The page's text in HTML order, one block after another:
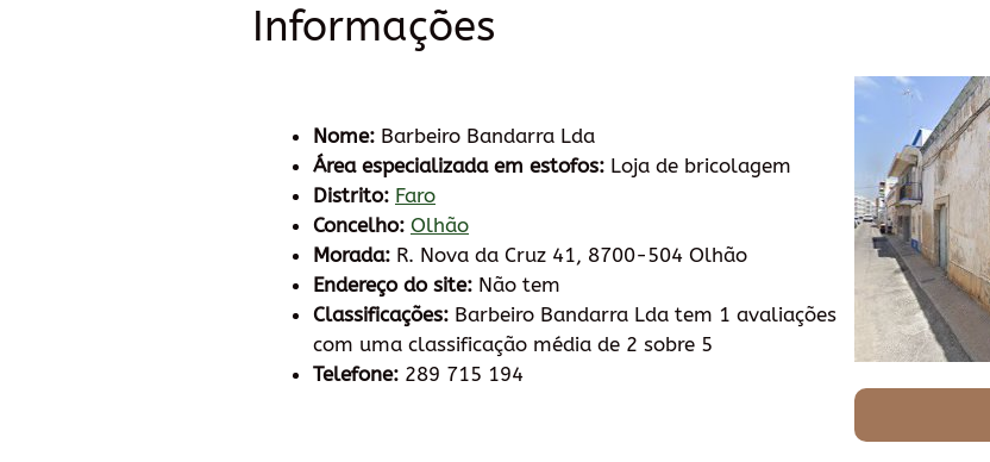
Informações
Nome: Barbeiro Bandarra Lda
Área especializada em estofos: Loja de bricolagem
Distrito: Faro
Concelho: Olhão
Morada: R. Nova da Cruz 41, 8700-504 Olhão
Endereço do site: Não tem
Classificações: Barbeiro Bandarra Lda tem 1 avaliações
com uma classificação média de 2 sobre 5
Telefone: 289 715 194